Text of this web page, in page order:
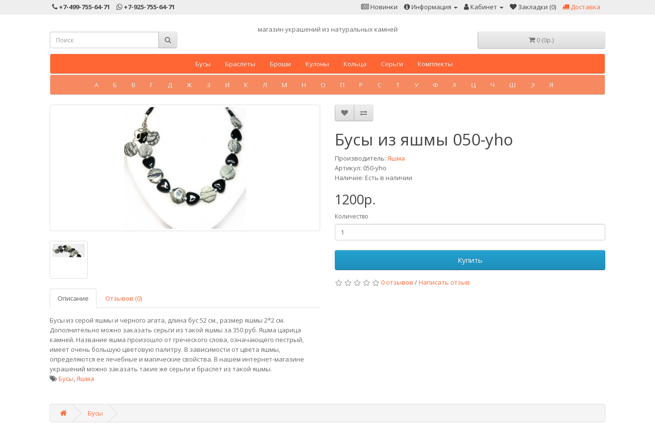
+7-499-755-64-71 +7-925-755-64-71 Новинки Информация Кабинет Закладки (0) Доставка
магазин украшений из натуральных камней
0 (0р.)
Бусы Браслеты Броши Кулоны Кольца Серьги Комплекты
А Б В Г Д Ж З И К Л М Н О П Р С Т У Ф Х Ц Ч Ш Э Я
Описание Отзывов (0)
Бусы из серой яшмы и черного агата, длина бус 52 см., размер яшмы 2*2 см.
Дополнительно можно заказать серьги из такой яшмы за 350 руб. Яшма царица
камней. Название яшма произошло от греческого слова, означающего пестрый,
имеет очень большую цветовую палитру. В зависимости от цвета яшмы,
определяются ее лечебные и магические свойства. В нашем интернет-магазине
украшений можно заказать такие же серьги и браслет из такой яшмы.
Бусы из яшмы 050-yho
Производитель: Яшма
Артикул: 050-yho
Наличие: Есть в наличии
1200р.
Количество
Купить
0 отзывов /Написать отзыв
Бусы,Яшма
Бусы